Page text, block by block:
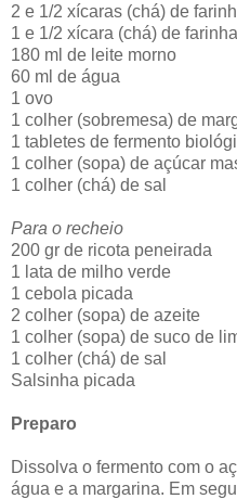
2 e 1/2 xícaras (chá) de
1 e 1/2 xícara (chá) de
180 ml de leite morno
60 ml de água
1 ovo
1 colher (sobremesa) de
1 tabletes de fermento
1 colher (sopa) de açúcar
1 colher (chá) de sal
Para o recheio
200 gr de ricota peneirada
1 lata de milho verde
1 cebola picada
2 colher (sopa) de azeite
1 colher (sopa) de suco de
1 colher (chá) de sal
Salsinha picada
Preparo
Dissolva o fermento com o
água e a margarina. Em